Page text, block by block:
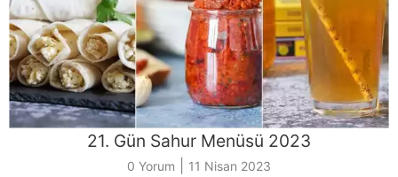
21. Gün Sahur Menüsü 2023
0 Yorum 11 Nisan 2023